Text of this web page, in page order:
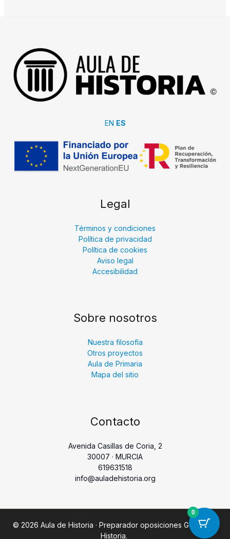
EN ES
Legal
Términos y condiciones
Política de privacidad
Política de cookies
Aviso legal
Accesibilidad
Sobre nosotros
Nuestra filosofía
Otros proyectos
Aula de Primaria
Mapa del sitio
Contacto
Avenida Casillas de Coria, 2
30007 · MURCIA
619631518
info@auladehistoria.org
© 2026 Aula de Historia · Preparador oposiciones Geografía
Historia.
0